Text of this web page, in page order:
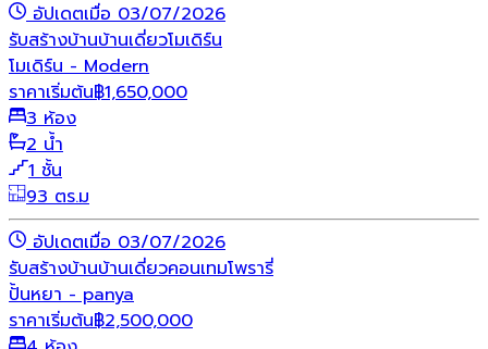
อัปเดตเมื่อ 03/07/2026
รับสร้างบ้านบ้านเดี่ยวโมเดิร์น
โมเดิร์น - Modern
ราคาเริ่มต้น฿1,650,000
3 ห้อง
2 น้ำ
1 ชั้น
93 ตร.ม
อัปเดตเมื่อ 03/07/2026
รับสร้างบ้านบ้านเดี่ยวคอนเทมโพรารี่
ปั้นหยา - panya
ราคาเริ่มต้น฿2,500,000